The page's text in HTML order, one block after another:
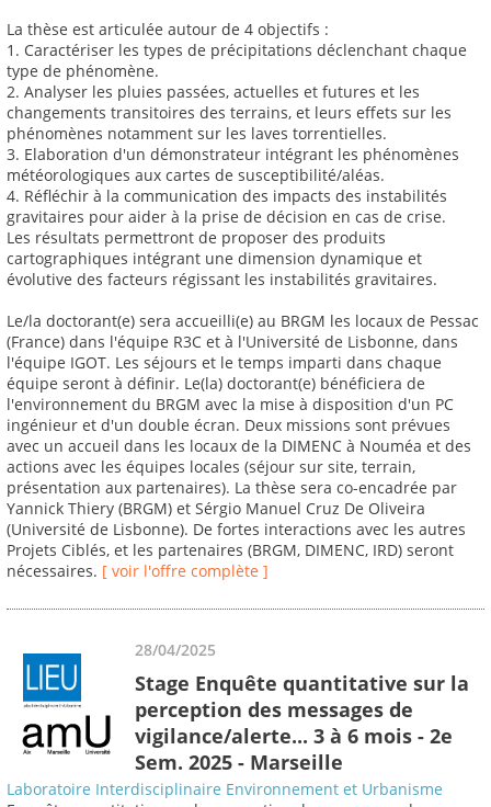
La thèse est articulée autour de 4 objectifs :
1. Caractériser les types de précipitations déclenchant chaque
type de phénomène.
2. Analyser les pluies passées, actuelles et futures et les
changements transitoires des terrains, et leurs effets sur les
phénomènes notamment sur les laves torrentielles.
3. Elaboration d'un démonstrateur intégrant les phénomènes
météorologiques aux cartes de susceptibilité/aléas.
4. Réfléchir à la communication des impacts des instabilités
gravitaires pour aider à la prise de décision en cas de crise.
Les résultats permettront de proposer des produits
cartographiques intégrant une dimension dynamique et
évolutive des facteurs régissant les instabilités gravitaires.
Le/la doctorant(e) sera accueilli(e) au BRGM les locaux de Pessac
(France) dans l'équipe R3C et à l'Université de Lisbonne, dans
l'équipe IGOT. Les séjours et le temps imparti dans chaque
équipe seront à définir. Le(la) doctorant(e) bénéficiera de
l'environnement du BRGM avec la mise à disposition d'un PC
ingénieur et d'un double écran. Deux missions sont prévues
avec un accueil dans les locaux de la DIMENC à Nouméa et des
actions avec les équipes locales (séjour sur site, terrain,
présentation aux partenaires). La thèse sera co-encadrée par
Yannick Thiery (BRGM) et Sérgio Manuel Cruz De Oliveira
(Université de Lisbonne). De fortes interactions avec les autres
Projets Ciblés, et les partenaires (BRGM, DIMENC, IRD) seront
nécessaires. [ voir l'offre complète ]
28/04/2025
Stage Enquête quantitative sur la
perception des messages de
vigilance/alerte... 3 à 6 mois - 2e
Sem. 2025 - Marseille
Laboratoire Interdisciplinaire Environnement et Urbanisme